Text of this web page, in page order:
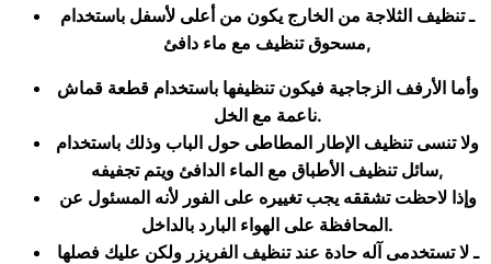
ـ تنظيف الثلاجة من الخارج يكون من أعلى لأسفل باستخدام
مسحوق تنظيف مع ماء دافئ,
وأما الأرفف الزجاجية فيكون تنظيفها باستخدام قطعة قماش
ناعمة مع الخل.
ولا تنسى تنظيف الإطار المطاطى حول الباب وذلك باستخدام
سائل تنظيف الأطباق مع الماء الدافئ ويتم تجفيفه,
وإذا لاحظت تشققه يجب تغييره على الفور لأنه المسئول عن
المحافظة على الهواء البارد بالداخل.
ـ لا تستخدمى آله حادة عند تنظيف الفريزر ولكن عليك فصلها